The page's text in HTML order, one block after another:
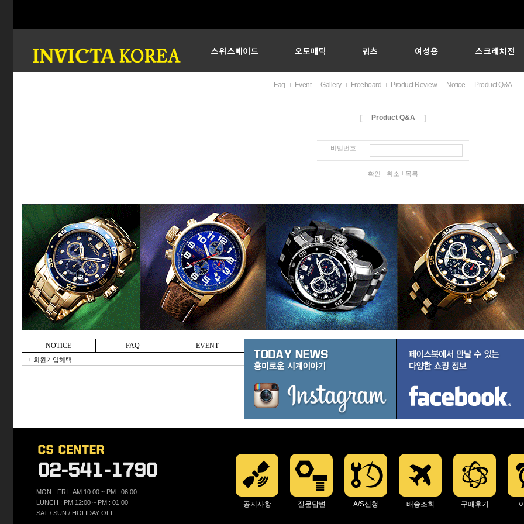
Faq Event Gallery Freeboard Product Review Notice Product Q&A
[ Product Q&A ]
비밀번호
확인 취소 목록
NOTICE FAQ EVENT
+ 회원가입혜택
MON - FRI : AM 10:00 ~ PM : 06:00
LUNCH : PM 12:00 ~ PM : 01:00
SAT / SUN / HOLIDAY OFF
공지사항 질문답변 A/S신청 배송조회 구매후기